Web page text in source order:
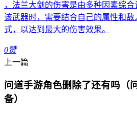
，法兰大剑的伤害是由多种因素综
该武器时，需要结合自己的属性和
式，以达到最大的伤害效果。
0赞
上一篇
问道手游角色删除了还有吗（
备）